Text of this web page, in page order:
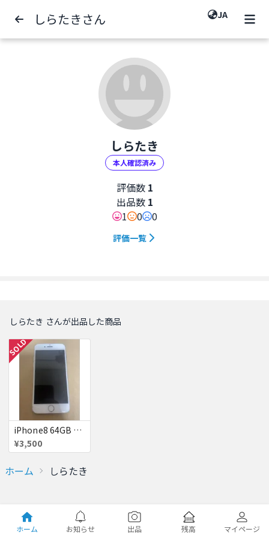
しらたきさん JA
しらたき
本人確認済み
評価数 1
出品数 1
1
0 0
評価一覧
しらたき さんが出品した商品
SOLD
iPhone8 64GB 赤ロム
¥3,500
ホーム しらたき
ホーム お知らせ 出品 残高 マイページ